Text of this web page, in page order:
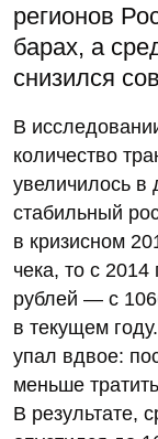
регионов
барах, а
снизился
В
количество
увеличилось в
стабильный
в кризисном
чека, то с
рублей — с
в текущем
упал вдвое:
меньше
В результате,